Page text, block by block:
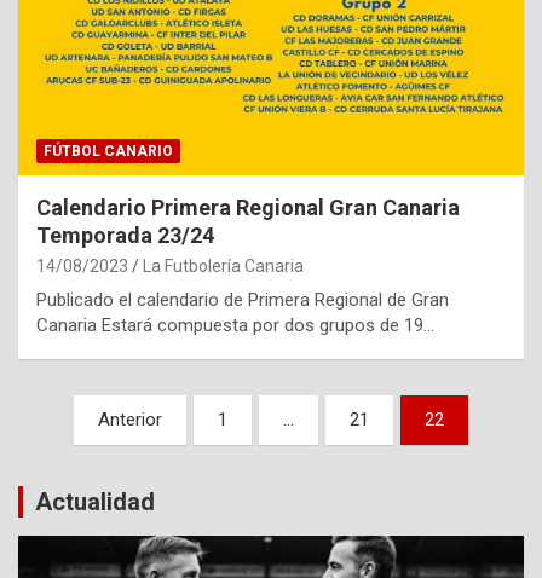
FÚTBOL CANARIO
Calendario Primera Regional Gran Canaria
Temporada 23/24
14/08/2023 La Futbolería Canaria
Publicado el calendario de Primera Regional de Gran
Canaria Estará compuesta por dos grupos de 19…
Paginación
entradas
Anterior 1 … 21 22
Actualidad